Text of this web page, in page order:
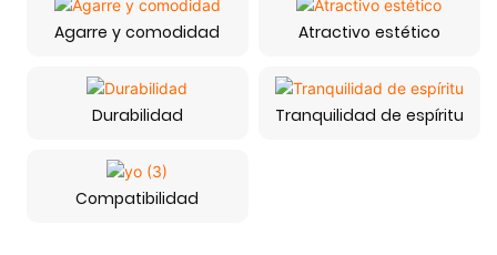
Agarre y comodidad Atractivo estético
Durabilidad Tranquilidad de espíritu
Compatibilidad